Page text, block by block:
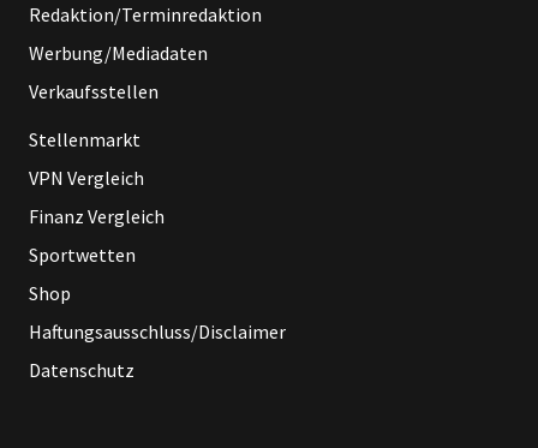
Redaktion/Terminredaktion
Werbung/Mediadaten
Verkaufsstellen
Stellenmarkt
VPN Vergleich
Finanz Vergleich
Sportwetten
Shop
Haftungsausschluss/Disclaimer
Datenschutz